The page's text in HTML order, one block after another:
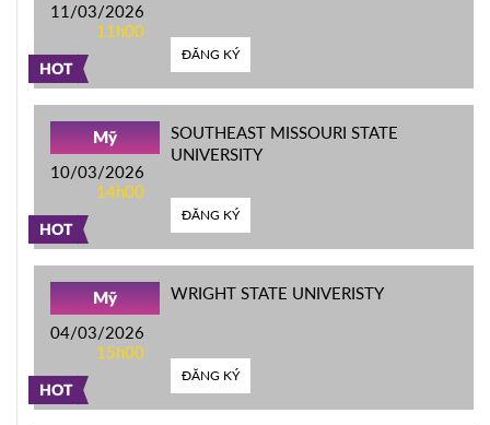
HOT
11/03/2026
11h00
ĐĂNG KÝ
HOT
Mỹ
10/03/2026
14h00
SOUTHEAST MISSOURI STATE
UNIVERSITY
ĐĂNG KÝ
HOT
Mỹ
04/03/2026
15h00
WRIGHT STATE UNIVERISTY
ĐĂNG KÝ